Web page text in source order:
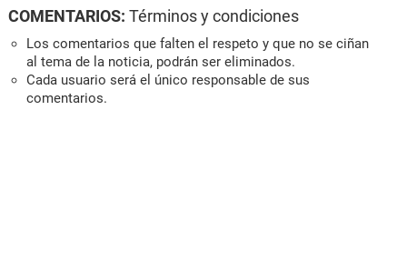
COMENTARIOS: Términos y condiciones
Los comentarios que falten el respeto y que no se ciñan
al tema de la noticia, podrán ser eliminados.
Cada usuario será el único responsable de sus
comentarios.